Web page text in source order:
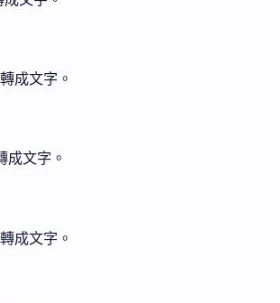
成文字。
成文字。
成文字。